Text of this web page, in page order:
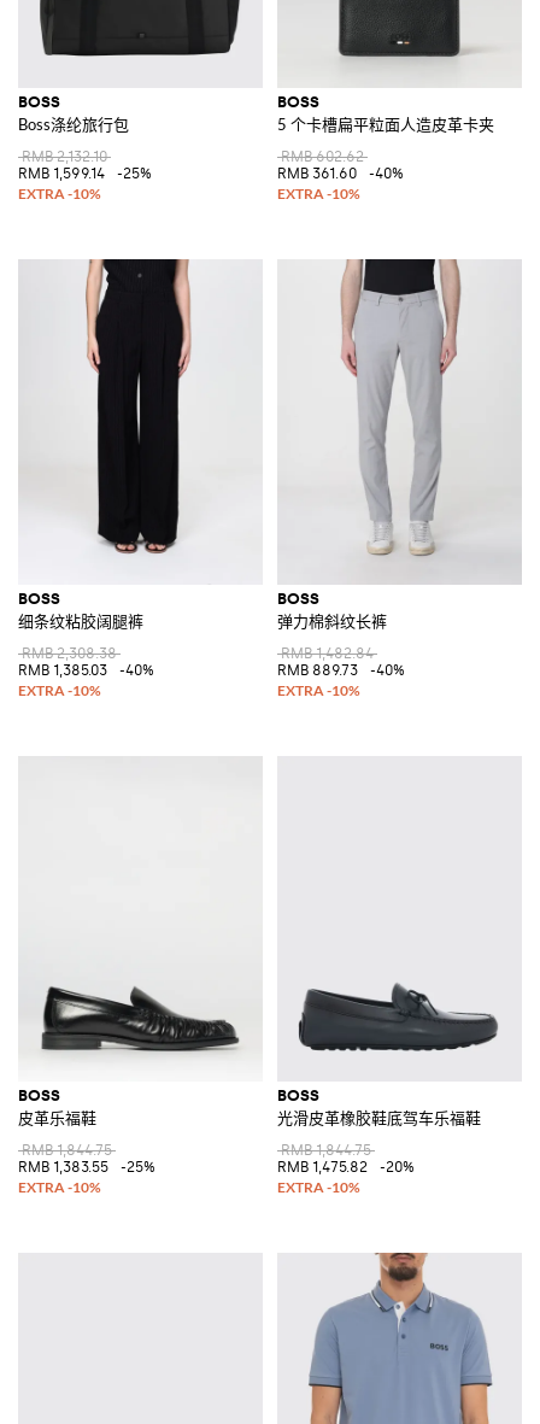
BOSS
Boss涤纶旅行包
RMB 2,132.10
RMB 1,599.14
-25%
BOSS
5 个卡槽扁平粒面人造皮革卡夹
RMB 602.62
RMB 361.60
-40%
BOSS
细条纹粘胶阔腿裤
RMB 2,308.38
RMB 1,385.03
-40%
BOSS
弹力棉斜纹长裤
RMB 1,482.84
RMB 889.73
-40%
BOSS
皮革乐福鞋
RMB 1,844.75
RMB 1,383.55
-25%
BOSS
光滑皮革橡胶鞋底驾车乐福鞋
RMB 1,844.75
RMB 1,475.82
-20%